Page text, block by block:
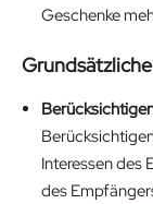
Geschenke
Interessen des
des